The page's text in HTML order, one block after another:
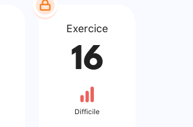
Exercice
16
Difficile